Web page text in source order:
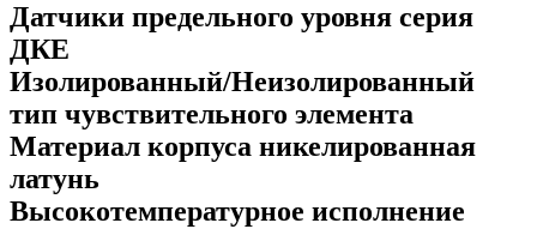
Датчики предельного уровня серия
ДКЕ
Изолированный/Неизолированный
тип чувствительного элемента
Материал корпуса никелированная
латунь
Высокотемпературное исполнение